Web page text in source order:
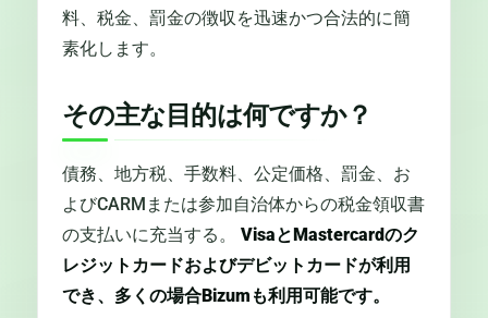
料、税金、罰金の徴収を迅速かつ合法的に簡
素化します。
その主な目的は何ですか？
債務、地方税、手数料、公定価格、罰金、お
よびCARMまたは参加自治体からの税金領収書
の支払いに充当する。 VisaとMastercardのク
レジットカードおよびデビットカードが利用
でき、多くの場合Bizumも利用可能です。